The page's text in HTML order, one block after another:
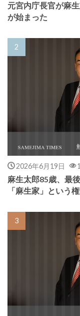
元宮内庁長官が麻
が始まった
2026年6月19日
麻生太郎85歳、最
「麻生家」という